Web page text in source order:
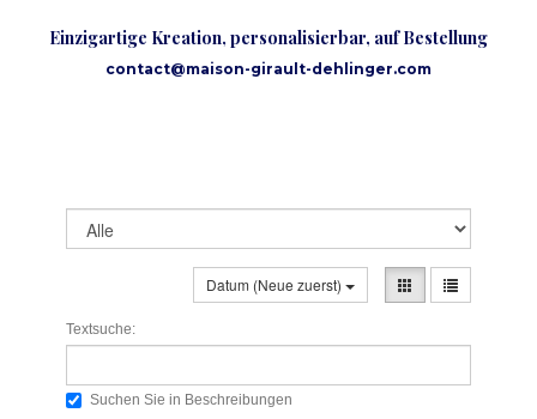
Einzigartige Kreation, personalisierbar, auf Bestellung
contact@maison-girault-dehlinger.com
Datum (Neue zuerst)
Textsuche:
Suchen Sie in Beschreibungen